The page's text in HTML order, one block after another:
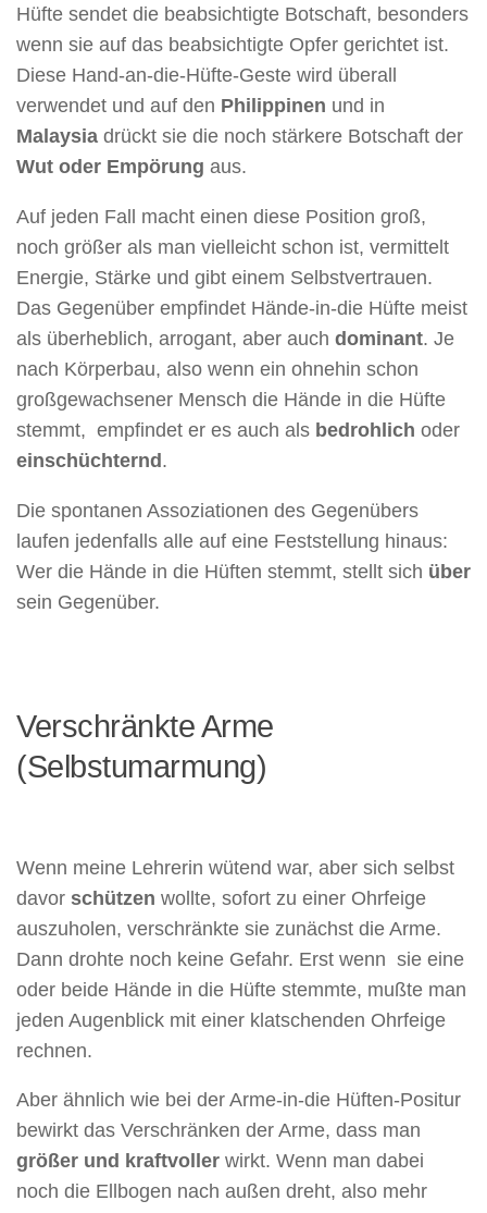
Hüfte sendet die beabsichtigte Botschaft, besonders
wenn sie auf das beabsichtigte Opfer gerichtet ist.
Diese Hand-an-die-Hüfte-Geste wird überall
verwendet und auf den Philippinen und in
Malaysia drückt sie die noch stärkere Botschaft der
Wut oder Empörung aus.
Auf jeden Fall macht einen diese Position groß,
noch größer als man vielleicht schon ist, vermittelt
Energie, Stärke und gibt einem Selbstvertrauen.
Das Gegenüber empfindet Hände-in-die Hüfte meist
als überheblich, arrogant, aber auch dominant. Je
nach Körperbau, also wenn ein ohnehin schon
großgewachsener Mensch die Hände in die Hüfte
stemmt, empfindet er es auch als bedrohlich oder
einschüchternd .
Die spontanen Assoziationen des Gegenübers
laufen jedenfalls alle auf eine Feststellung hinaus:
Wer die Hände in die Hüften stemmt, stellt sich über
sein Gegenüber.
Verschränkte Arme
(Selbstumarmung)
Wenn meine Lehrerin wütend war, aber sich selbst
davor schützen wollte, sofort zu einer Ohrfeige
auszuholen, verschränkte sie zunächst die Arme.
Dann drohte noch keine Gefahr. Erst wenn sie eine
oder beide Hände in die Hüfte stemmte, mußte man
jeden Augenblick mit einer klatschenden Ohrfeige
rechnen.
Aber ähnlich wie bei der Arme-in-die Hüften-Positur
bewirkt das Verschränken der Arme, dass man
größer und kraftvoller wirkt. Wenn man dabei
noch die Ellbogen nach außen dreht, also mehr